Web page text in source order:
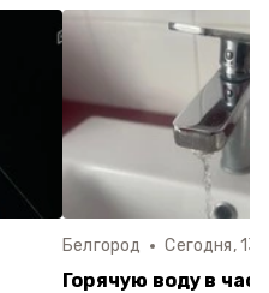
Белгород Сегодня,
Горячую воду в